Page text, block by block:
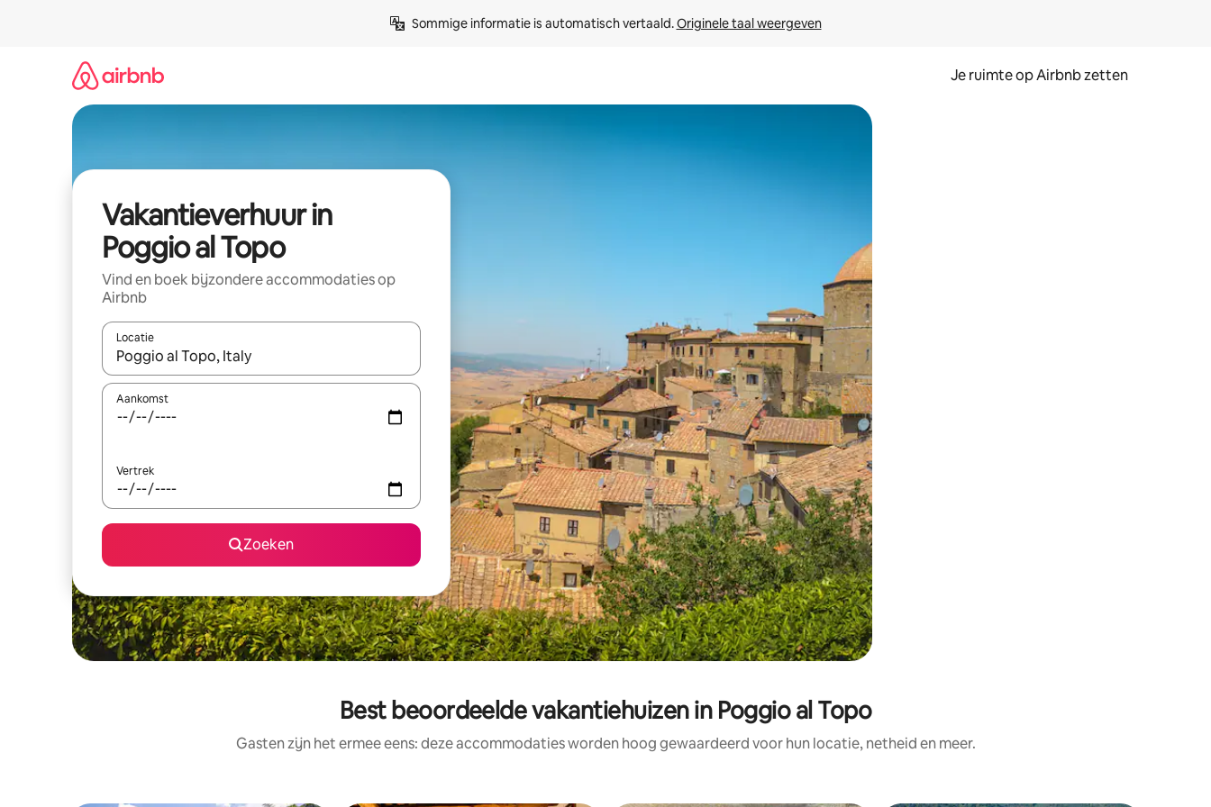
Sommige informatie is automatisch vertaald. Originele taal weergeven
Je ruimte op Airbnb zetten
Vakantieverhuur in
Poggio al Topo
Vind en boek bijzondere accommodaties op
Airbnb
Locatie
Wanneer er suggesties beschikbaar zijn, maak je een keuze met je de pijltjestoetsen omhoog en omlaag, óf door te tikken of swipen.
Aankomst
Vertrek
Zoeken
Best beoordeelde vakantiehuizen in Poggio al Topo
Gasten zijn het ermee eens: deze accommodaties worden hoog gewaardeerd voor hun locatie, netheid en meer.